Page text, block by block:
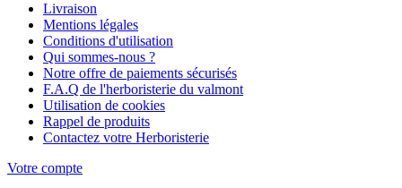
Livraison
Mentions légales
Conditions d'utilisation
Qui sommes-nous ?
Notre offre de paiements sécurisés
F.A.Q de l'herboristerie du valmont
Utilisation de cookies
Rappel de produits
Contactez votre Herboristerie
Votre compte